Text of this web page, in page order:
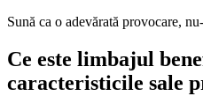
Sună ca o adevărată provocare,
Ce este limbajul
caracteristicile sale